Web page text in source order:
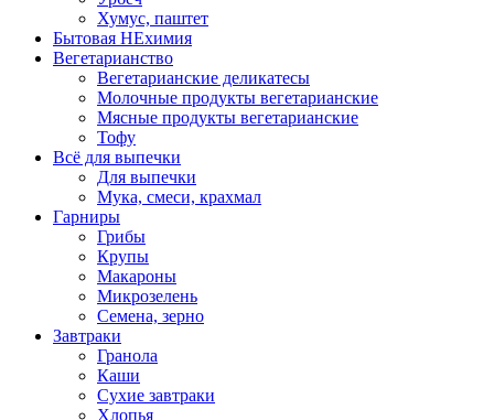
Хумус, паштет
Бытовая НЕхимия
Вегетарианство
Вегетарианские деликатесы
Молочные продукты вегетарианские
Мясные продукты вегетарианские
Тофу
Всё для выпечки
Для выпечки
Мука, смеси, крахмал
Гарниры
Грибы
Крупы
Макароны
Микрозелень
Семена, зерно
Завтраки
Гранола
Каши
Сухие завтраки
Хлопья